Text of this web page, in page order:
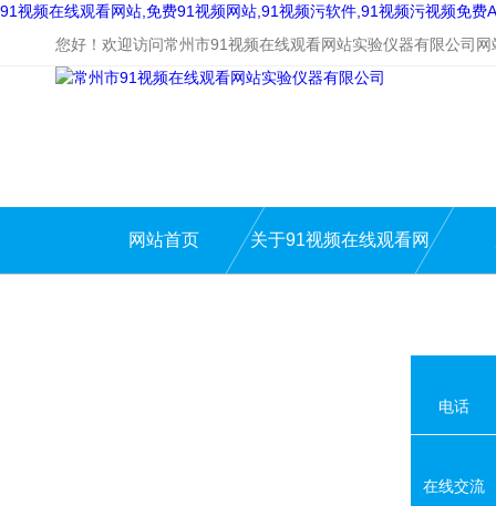
91视频在线观看网站,免费91视频网站,91视频污软件,91视频污视频免费
您好！欢迎访问常州市91视频在线观看网站实验仪器有限公司网
网站首页 关于91视频在线观看网
电话
在线交流